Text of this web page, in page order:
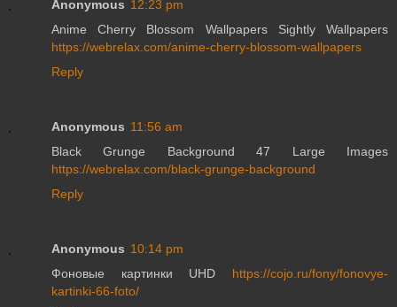
Anonymous 12:23 pm
Anime Cherry Blossom Wallpapers Sightly Wallpapers
https://webrelax.com/anime-cherry-blossom-wallpapers
Reply
Anonymous 11:56 am
Black Grunge Background 47 Large Images
https://webrelax.com/black-grunge-background
Reply
Anonymous 10:14 pm
Фоновые картинки UHD https://cojo.ru/fony/fonovye-
kartinki-66-foto/